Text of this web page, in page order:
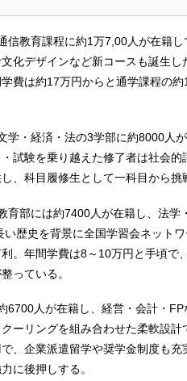
信教育課程に約1万7,00人が在籍
化デザインなど新コースも誕生し
費は約17万円からと通学課程の
学・経済・法の3学部に約8000人
試験を乗り越えた修了者は社会
、科目履修生として一科目から挑
育部には約7400人が在籍し、法
歴史を背景に全国学習会ネット
。年間学費は8～10万円と手頃で
っている。
6700人が在籍し、経営・会計・
ーリングを組み合わせた柔軟設
、企業派遣留学や奨学金制度も
に後押しする。